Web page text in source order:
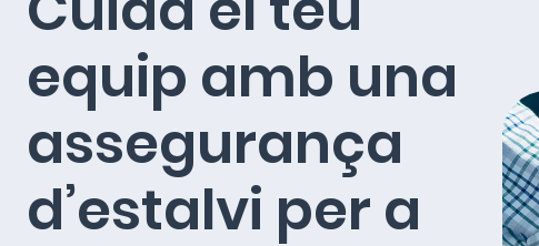
equip amb una
assegurança
d’estalvi per a